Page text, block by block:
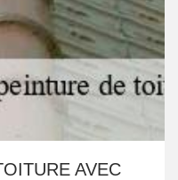
AVEC